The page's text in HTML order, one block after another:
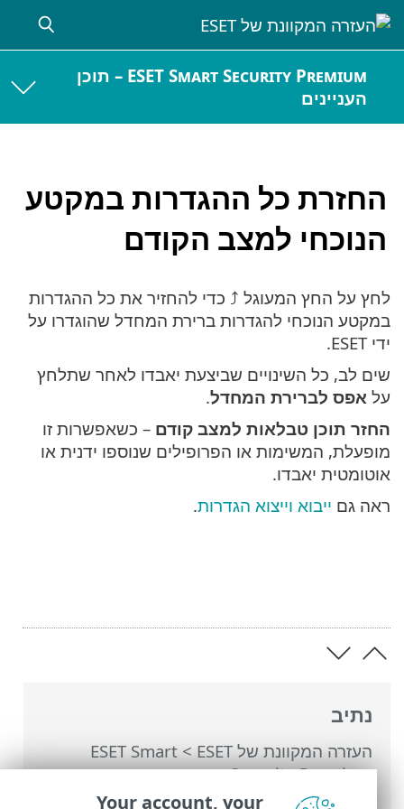
ESET Smart Security Premium – תוכן
העניינים
החזרת כל ההגדרות במקטע
הנוכחי למצב הקודם
נתיב
העזרה המקוונת של ESET >
ESET Smart
Security Premium
>הגדרות מתקדמות>
החזרה של הגדרות מתקדמות למצב קודם >
לחץ על החץ המעוגל ⤴ כדי להחזיר את כל ההגדרות
במקטע הנוכחי להגדרות ברירת המחדל שהוגדרו על
ידי ESET.
שים לב, כל השינויים שביצעת יאבדו לאחר שתלחץ
על אפס לברירת המחדל.
החזר תוכן טבלאות למצב קודם – כשאפשרות זו
מופעלת, המשימות או הפרופילים שנוספו ידנית או
אוטומטית יאבדו.
ראה גם ייבוא וייצוא הגדרות.
Your account, your